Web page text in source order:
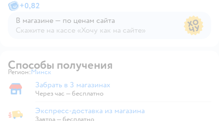
+0,82
В магазине — по ценам сайта
Скажите на кассе «Хочу как на сайте»
Способы получения
Регион: Выбор адреса доставки.
Минск
Забрать в магазине
Забрать в 3 магазинах
Через час — бесплатно
Экспресс-доставка из магазина
Экспресс-доставка из магазина
Завтра—бесплатно